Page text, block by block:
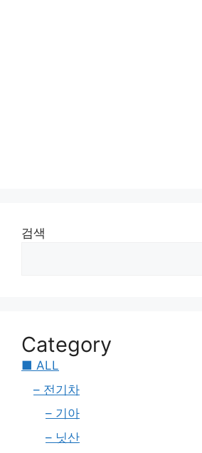
검색
Category
■ ALL
– 전기차
– 기아
– 닛산